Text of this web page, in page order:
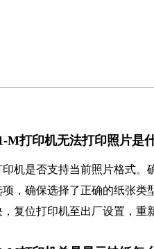
M打印机无法打印照片是
机是否支持当前照片格式
，确保选择了正确的纸张
复位打印机至出厂设置，重